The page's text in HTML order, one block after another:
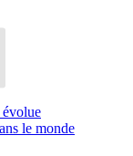
le monde